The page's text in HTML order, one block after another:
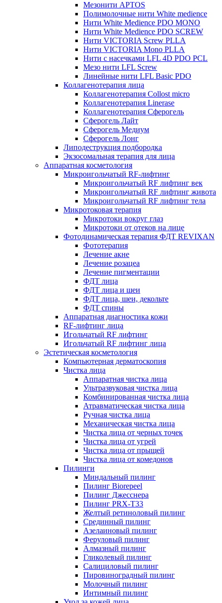
Мезонити APTOS
Полимолочные нити White medience
Нити White Medience PDO MONO
Нити White Medience PDO SCREW
Нити VICTORIA Screw PLLA
Нити VICTORIA Mono PLLA
Нити с насечками LFL 4D PDO PCL
Мезо нити LFL Screw
Линейные нити LFL Basic PDO
Коллагенотерапия лица
Коллагенотерапия Collost micro
Коллагенотерапия Linerase
Коллагенотерапия Сферогель
Сферогель Лайт
Сферогель Медиум
Сферогель Лонг
Липодеструкция подбородка
Экзосомальная терапия для лица
Аппаратная косметология
Микроигольчатый RF-лифтинг
Микроигольчатый RF лифтинг век
Микроигольчатый RF лифтинг живота
Микроигольчатый RF лифтинг тела
Микротоковая терапия
Микротоки вокруг глаз
Микротоки от отеков на лице
Фотодинамическая терапия ФДТ REVIXAN
Фототерапия
Лечение акне
Лечение розацеа
Лечение пигментации
ФДТ лица
ФДТ лица и шеи
ФДТ лица, шеи, декольте
ФДТ спины
Аппаратная диагностика кожи
RF-лифтинг лица
Игольчатый RF лифтинг
Игольчатый RF лифтинг лица
Эстетическая косметология
Компьютерная дерматоскопия
Чистка лица
Аппаратная чистка лица
Ультразвуковая чистка лица
Комбинированная чистка лица
Атравматическая чистка лица
Ручная чистка лица
Механическая чистка лица
Чистка лица от черных точек
Чистка лица от угрей
Чистка лица от прыщей
Чистка лица от комедонов
Пилинги
Миндальный пилинг
Пилинг Biorepeel
Пилинг Джесснера
Пилинг PRX-T33
Желтый ретиноловый пилинг
Срединный пилинг
Азелаиновый пилинг
Феруловый пилинг
Алмазный пилинг
Гликолевый пилинг
Салициловый пилинг
Пировиноградный пилинг
Молочный пилинг
Интимный пилинг